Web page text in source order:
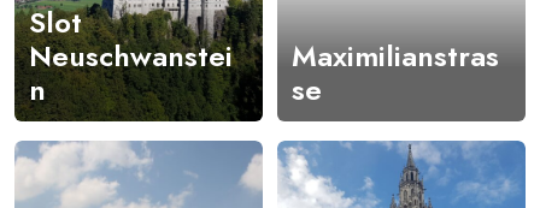
Slot
Neuschwanstei
n
Maximilianstras
se